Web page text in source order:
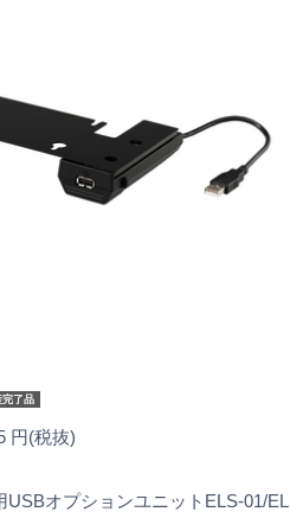
完了品
円(税抜)
USBオプションユニットELS-01/